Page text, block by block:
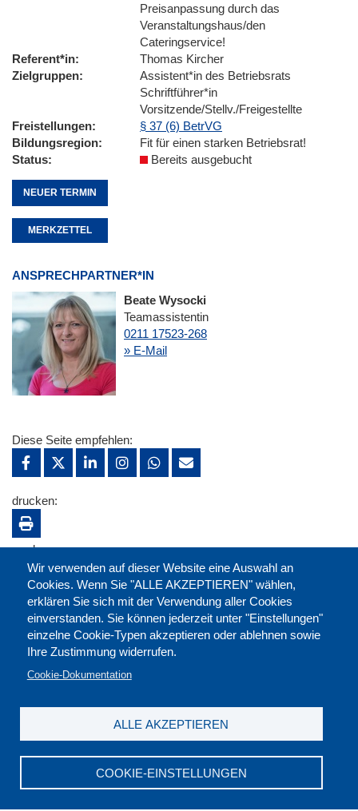
Preisanpassung durch das
Veranstaltungshaus/den
Cateringservice!
Referent*in
Thomas Kircher
Zielgruppen
Assistent*in des Betriebsrats
Schriftführer*in
Vorsitzende/Stellv./Freigestellte
Freistellungen
§ 37 (6) BetrVG
Bildungsregion
Fit für einen starken Betriebsrat!
Status
Bereits ausgebucht
NEUER TERMIN
MERKZETTEL
ANSPRECHPARTNER*IN
Beate Wysocki
Teamassistentin
0211 17523-268
» E-Mail
Wir verwenden auf dieser Website eine Auswahl an
Cookies. Wenn Sie "ALLE AKZEPTIEREN" wählen,
erklären Sie sich mit der Verwendung aller Cookies
einverstanden. Sie können jederzeit unter "Einstellungen"
einzelne Cookie-Typen akzeptieren oder ablehnen sowie
Ihre Zustimmung widerrufen.
Cookie-Dokumentation
COOKIE-EINSTELLUNGEN
ALLE AKZEPTIEREN
Diese Seite empfehlen:
drucken:
merken:
DGB-Bildungswerk NRW e.V. © 2026